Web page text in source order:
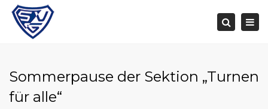
Sommerpause der Sektion „Turnen
für alle“